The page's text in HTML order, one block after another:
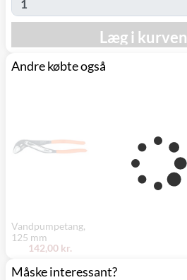
Læg i kurven
Andre købte også
Vandpumpetang,
125 mm
142,00 kr.
Måske interessant?